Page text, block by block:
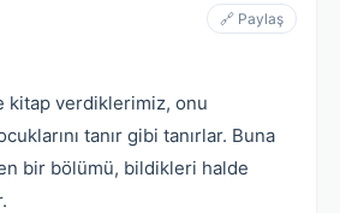
🔗 Paylaş
kitap verdiklerimiz, onu
tanır gibi tanırlar. Buna
bir bölümü, bildikleri halde